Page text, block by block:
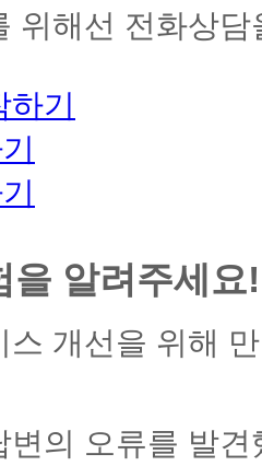
위해선 전화상
하기
을 알려주세요!
스 개선을 위해
변의 오류를 발